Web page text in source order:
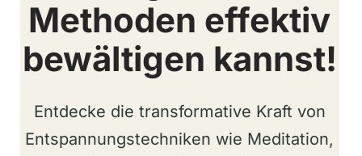
Methoden effektiv
bewältigen kannst!
Entdecke die transformative Kraft von
Entspannungstechniken wie Meditation,